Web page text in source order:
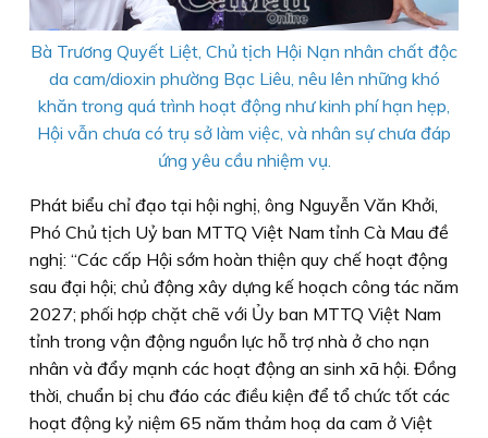
Bà Trương Quyết Liệt, Chủ tịch Hội Nạn nhân chất độc
da cam/dioxin phường Bạc Liêu, nêu lên những khó
khăn trong quá trình hoạt động như kinh phí hạn hẹp,
Hội vẫn chưa có trụ sở làm việc, và nhân sự chưa đáp
ứng yêu cầu nhiệm vụ.
Phát biểu chỉ đạo tại hội nghị, ông Nguyễn Văn Khởi,
Phó Chủ tịch Uỷ ban MTTQ Việt Nam tỉnh Cà Mau đề
nghị: “Các cấp Hội sớm hoàn thiện quy chế hoạt động
sau đại hội; chủ động xây dựng kế hoạch công tác năm
2027; phối hợp chặt chẽ với Ủy ban MTTQ Việt Nam
tỉnh trong vận động nguồn lực hỗ trợ nhà ở cho nạn
nhân và đẩy mạnh các hoạt động an sinh xã hội. Đồng
thời, chuẩn bị chu đáo các điều kiện để tổ chức tốt các
hoạt động kỷ niệm 65 năm thảm hoạ da cam ở Việt